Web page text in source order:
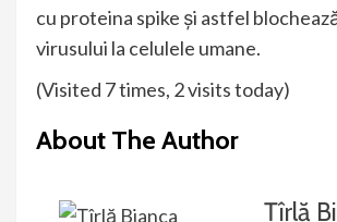
cu proteina spike și astfel
virusului la celulele umane.
(Visited 7 times, 2 visits today)
About The Author
Țîrlă